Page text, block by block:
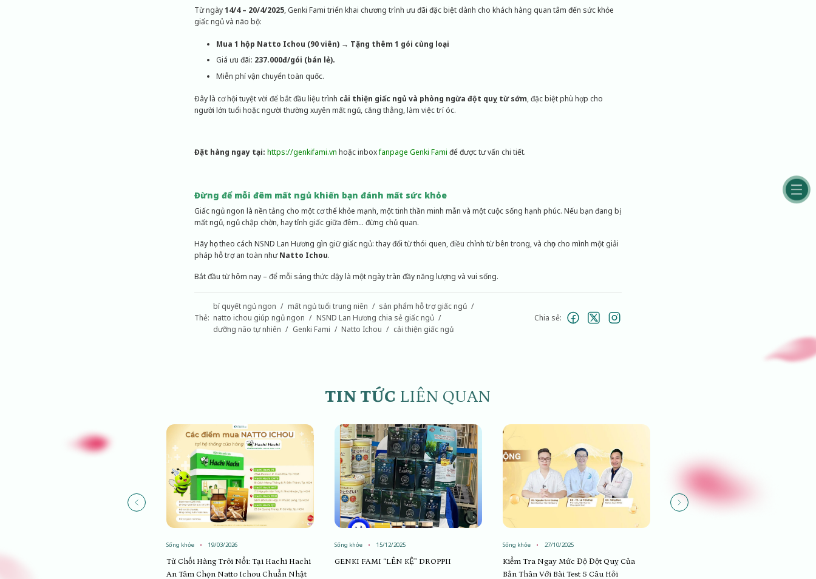
Từ ngày14/4 – 20/4/2025, Genki Fami triển khai chương trình ưu đãi đặc biệt dành cho khách hàng quan tâm đến sức khỏe
giấc ngủ và não bộ:
Mua 1 hộp Natto Ichou (90 viên)→ Tặng thêm 1 gói cùng loại
Giá ưu đãi: 237.000đ/gói (bán lẻ).
Miễn phí vận chuyển toàn quốc.
Đây là cơ hội tuyệt vời để bắt đầu liệu trình cải thiện giấc ngủ và phòng ngừa đột quỵ từ sớm, đặc biệt phù hợp cho
người lớn tuổi hoặc người thường xuyên mất ngủ, căng thẳng, làm việc trí óc.
Đặt hàng ngay tại: https://genkifami.vn hoặc inboxfanpage Genki Fami để được tư vấn chi tiết.
Đừng để mỗi đêm mất ngủ khiến bạn đánh mất sức khỏe
Giấc ngủ ngon là nền tảng cho một cơ thể khỏe mạnh, một tinh thần minh mẫn và một cuộc sống hạnh phúc. Nếu bạn đang bị
mất ngủ, ngủ chập chờn, hay tỉnh giấc giữa đêm… đừng chủ quan.
Hãy học theo cách NSND Lan Hương gìn giữ giấc ngủ: thay đổi từ thói quen, điều chỉnh từ bên trong, và chọn cho mình một giải
pháp hỗ trợ an toàn nhưNatto Ichou.
Bắt đầu từ hôm nay – để mỗi sáng thức dậy là một ngày tràn đầy năng lượng và vui sống.
Thẻ:
bí quyết ngủ ngon mất ngủ tuổi trung niên
sản phẩm hỗ trợ giấc ngủ
natto ichou giúp ngủ ngon
NSND Lan Hương chia sẻ giấc ngủ
dưỡng não tự nhiên
Genki Fami Natto Ichou cải thiện giấc ngủ
Chia sẻ:
TIN TỨC LIÊN QUAN
Sống khỏe 19/03/2026
Từ Chối Hàng Trôi Nổi: Tại Hachi Hachi
An Tâm Chọn Natto Ichou Chuẩn Nhật
Sống khỏe 15/12/2025
GENKI FAMI “LÊN KỆ” DROPPII
Sống khỏe 27/10/2025
Kiểm Tra Ngay Mức Độ Đột Quỵ Của
Bản Thân Với Bài Test 5 Câu Hỏi